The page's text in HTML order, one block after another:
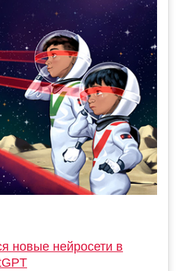
новые нейросети в